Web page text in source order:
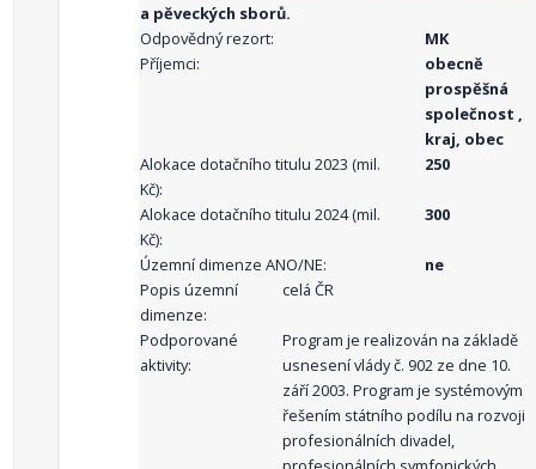
a pěveckých sborů.
Odpovědný rezort:
MK
Příjemci:
obecně
prospěšná
společnost ,
kraj, obec
Alokace dotačního titulu 2023 (mil.
Kč):
250
Alokace dotačního titulu 2024 (mil.
Kč):
300
Územní dimenze ANO/NE:
ne
Popis územní
dimenze:
celá ČR
Podporované
aktivity:
Program je realizován na základě
usnesení vlády č. 902 ze dne 10.
září 2003. Program je systémovým
řešením státního podílu na rozvoji
profesionálních divadel,